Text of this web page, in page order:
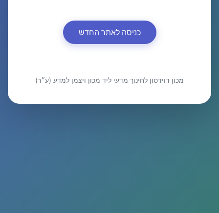
כניסה לאתר החדש
מכון דוידסון לחינוך מדעי ליד מכון ויצמן למדע (ע״ר)